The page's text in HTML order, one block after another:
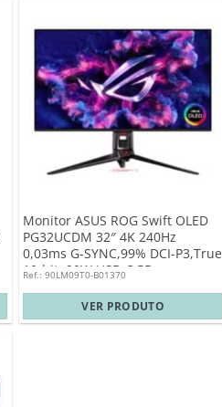
Monitor ASUS ROG Swift OLED
PG32UCDM 32″ 4K 240Hz
0,03ms G-SYNC,99% DCI-P3,True
10-bit, 90W USB-C PD
Ref.: 90LM09T0-B01370
VER PRODUTO